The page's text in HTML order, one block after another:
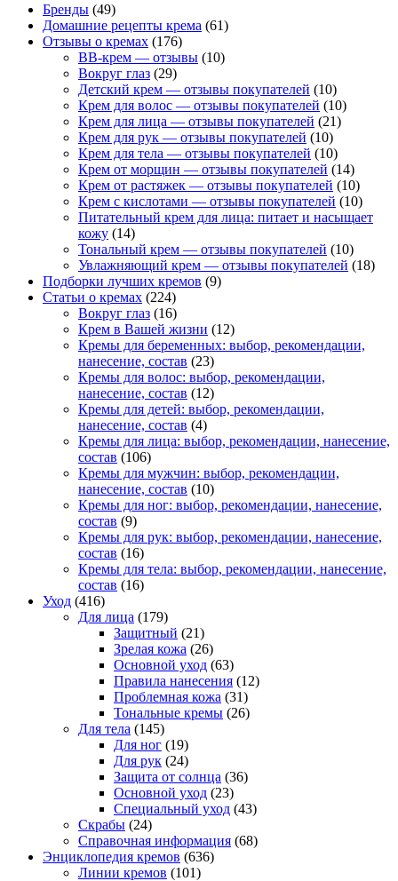
Бренды (49)
Домашние рецепты крема (61)
Отзывы о кремах (176)
BB-крем — отзывы (10)
Вокруг глаз (29)
Детский крем — отзывы покупателей (10)
Крем для волос — отзывы покупателей (10)
Крем для лица — отзывы покупателей (21)
Крем для рук — отзывы покупателей (10)
Крем для тела — отзывы покупателей (10)
Крем от морщин — отзывы покупателей (14)
Крем от растяжек — отзывы покупателей (10)
Крем с кислотами — отзывы покупателей (10)
Питательный крем для лица: питает и насыщает
кожу (14)
Тональный крем — отзывы покупателей (10)
Увлажняющий крем — отзывы покупателей (18)
Подборки лучших кремов (9)
Статьи о кремах (224)
Вокруг глаз (16)
Крем в Вашей жизни (12)
Кремы для беременных: выбор, рекомендации,
нанесение, состав (23)
Кремы для волос: выбор, рекомендации,
нанесение, состав (12)
Кремы для детей: выбор, рекомендации,
нанесение, состав (4)
Кремы для лица: выбор, рекомендации, нанесение,
состав (106)
Кремы для мужчин: выбор, рекомендации,
нанесение, состав (10)
Кремы для ног: выбор, рекомендации, нанесение,
состав (9)
Кремы для рук: выбор, рекомендации, нанесение,
состав (16)
Кремы для тела: выбор, рекомендации, нанесение,
состав (16)
Уход (416)
Для лица (179)
Защитный (21)
Зрелая кожа (26)
Основной уход (63)
Правила нанесения (12)
Проблемная кожа (31)
Тональные кремы (26)
Для тела (145)
Для ног (19)
Для рук (24)
Защита от солнца (36)
Основной уход (23)
Специальный уход (43)
Скрабы (24)
Справочная информация (68)
Энциклопедия кремов (636)
Линии кремов (101)